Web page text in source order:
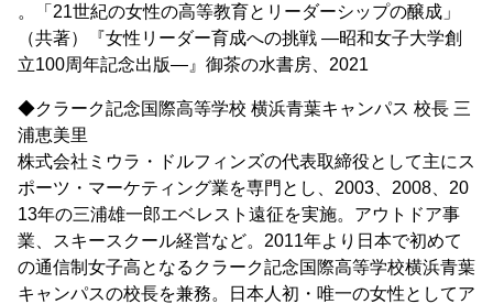
。「21世紀の女性の高等教育とリーダーシップの醸成」
（共著）『女性リーダー育成への挑戦 ―昭和女子大学創
立100周年記念出版―』御茶の水書房、2021
◆クラーク記念国際高等学校 横浜青葉キャンパス 校長 三
浦恵美里
株式会社ミウラ・ドルフィンズの代表取締役として主にス
ポーツ・マーケティング業を専門とし、2003、2008、20
13年の三浦雄一郎エベレスト遠征を実施。アウトドア事
業、スキースクール経営など。2011年より日本で初めて
の通信制女子高となるクラーク記念国際高等学校横浜青葉
キャンパスの校長を兼務。日本人初・唯一の女性としてア